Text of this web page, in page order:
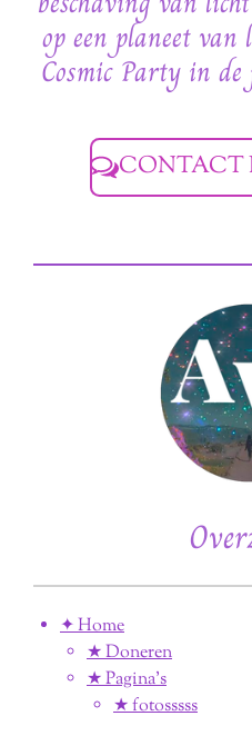
op een planeet van
Cosmic Party in
CONTACT
✦ Home
★ Doneren
★ Pagina’s
★ fotosssss